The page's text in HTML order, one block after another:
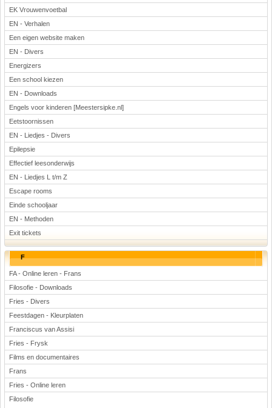
EK Vrouwenvoetbal
EN - Verhalen
Een eigen website maken
EN - Divers
Energizers
Een school kiezen
EN - Downloads
Engels voor kinderen [Meestersipke.nl]
Eetstoornissen
EN - Liedjes - Divers
Epilepsie
Effectief leesonderwijs
EN - Liedjes L t/m Z
Escape rooms
Einde schooljaar
EN - Methoden
Exit tickets
F
FA - Online leren - Frans
Filosofie - Downloads
Fries - Divers
Feestdagen - Kleurplaten
Franciscus van Assisi
Fries - Frysk
Films en documentaires
Frans
Fries - Online leren
Filosofie